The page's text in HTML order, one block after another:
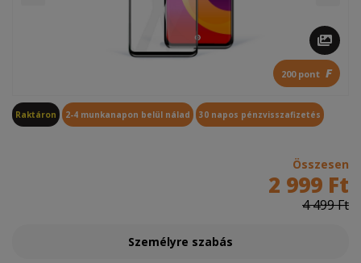
200 pont F
Raktáron 2-4 munkanapon belül nálad 30 napos pénzvisszafizetés
Összesen
2 999 Ft
4 499 Ft
Személyre szabás